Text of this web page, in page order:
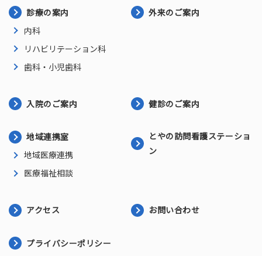
診療の案内
内科
リハビリテーション科
歯科・小児歯科
外来のご案内
入院のご案内 健診のご案内
地域連携室
地域医療連携
医療福祉相談
とやの訪問看護ステーショ
ン
アクセス お問い合わせ
プライバシーポリシー